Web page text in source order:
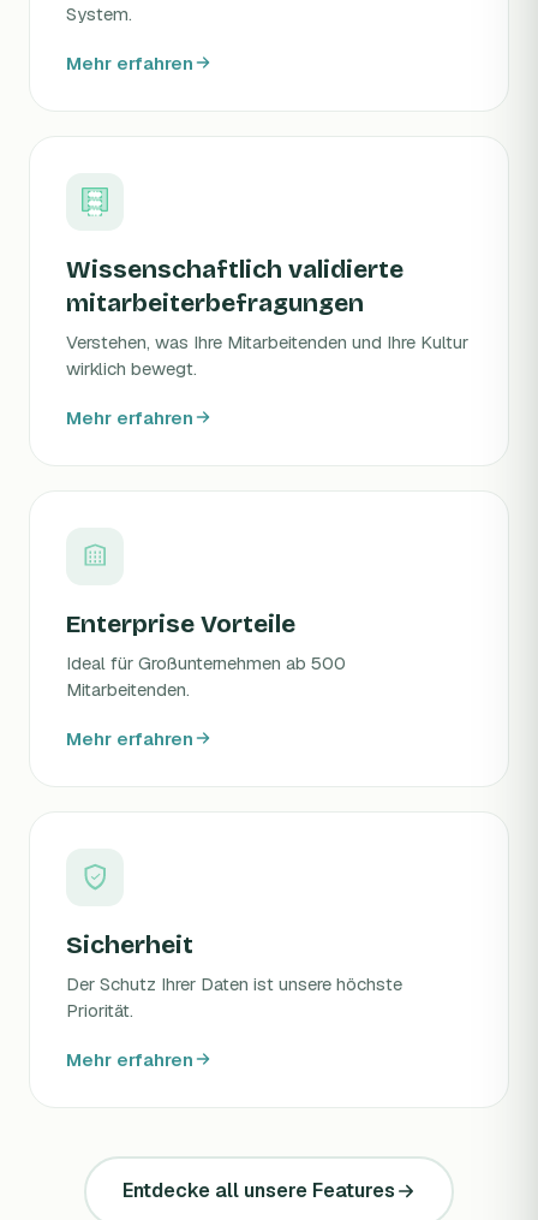
System.
Mehr erfahren
Wissenschaftlich validierte
mitarbeiterbefragungen
Verstehen, was Ihre Mitarbeitenden und Ihre Kultur
wirklich bewegt.
Mehr erfahren
Enterprise Vorteile
Ideal für Großunternehmen ab 500
Mitarbeitenden.
Mehr erfahren
Sicherheit
Der Schutz Ihrer Daten ist unsere höchste
Priorität.
Mehr erfahren
Entdecke all unsere Features